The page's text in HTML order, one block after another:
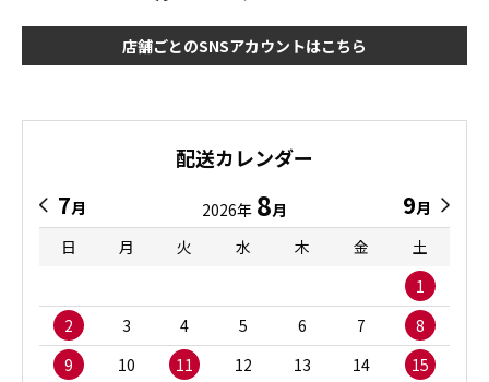
店舗ごとのSNSアカウントはこちら
配送カレンダー
7月 2026年 8月 9月
日
月 火 水 木 金
土
1
2
3 4 5 6 7
8
9
10 11 12 13 14 15